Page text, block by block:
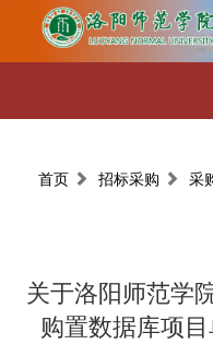
首页 招标采购 采
关于洛阳师范学
购置数据库项